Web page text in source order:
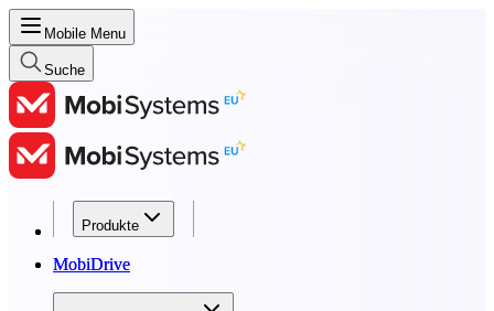
Mobile Menu
Suche
Produkte
MobiDrive
Produkte
MobiDrive